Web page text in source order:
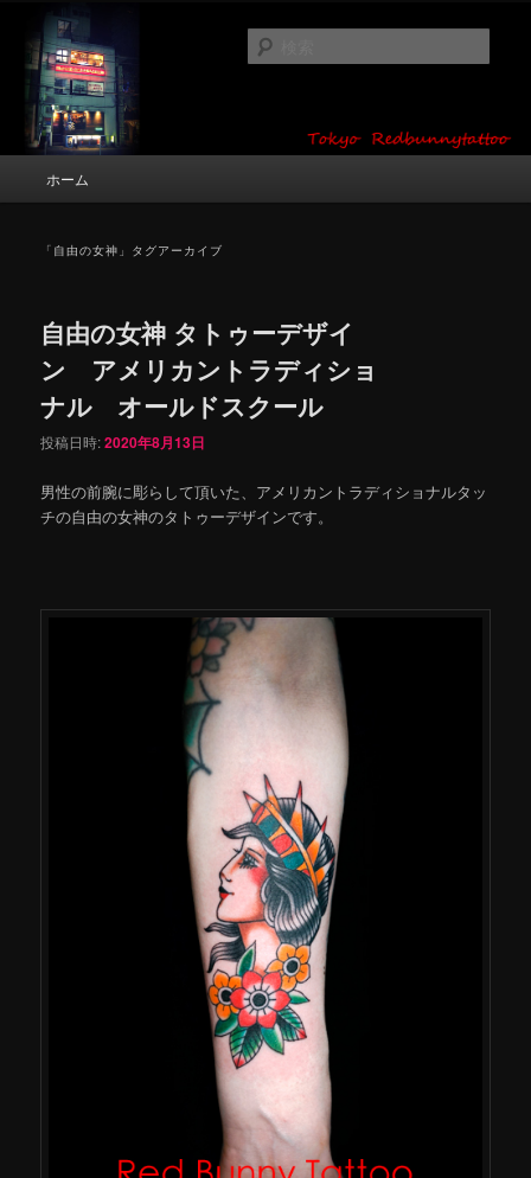
ン
ツ
東京 タトゥースタジオ 吉祥寺 Red
Bunny Tattoo タトゥーデザイン・タ
トゥー画像
タトゥーデザイン・画像の紹介（和彫り・ワンポイント・girl tattoo）
ホーム
「 自由の女神 」タグアーカイブ
自由の女神 タトゥーデザイ
ン アメリカントラディショ
ナル オールドスクール
投稿日時:2020年8月13日
男性の前腕に彫らして頂いた、アメリカントラディショナルタッ
チの自由の女神のタトゥーデザインです。